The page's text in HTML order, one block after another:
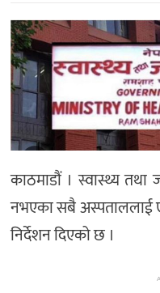
विचार
अन्तर्राष्ट्रिय/
प्रवास
भिडियो
राशिफल
English
काठमाडौं । स्वास्थ्य
नभएका सबै अस्पताललाई
निर्देशन दिएको छ ।